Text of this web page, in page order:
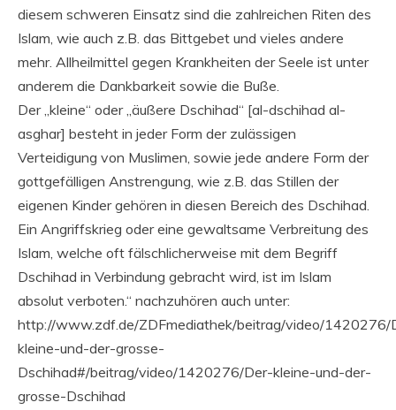
diesem schweren Einsatz sind die zahlreichen Riten des
Islam, wie auch z.B. das Bittgebet und vieles andere
mehr. Allheilmittel gegen Krankheiten der Seele ist unter
anderem die Dankbarkeit sowie die Buße.
Der „kleine“ oder „äußere Dschihad“ [al-dschihad al-
asghar] besteht in jeder Form der zulässigen
Verteidigung von Muslimen, sowie jede andere Form der
gottgefälligen Anstrengung, wie z.B. das Stillen der
eigenen Kinder gehören in diesen Bereich des Dschihad.
Ein Angriffskrieg oder eine gewaltsame Verbreitung des
Islam, welche oft fälschlicherweise mit dem Begriff
Dschihad in Verbindung gebracht wird, ist im Islam
absolut verboten.“ nachzuhören auch unter:
http://www.zdf.de/ZDFmediathek/beitrag/video/1420276/
kleine-und-der-grosse-
Dschihad#/beitrag/video/1420276/Der-kleine-und-der-
grosse-Dschihad